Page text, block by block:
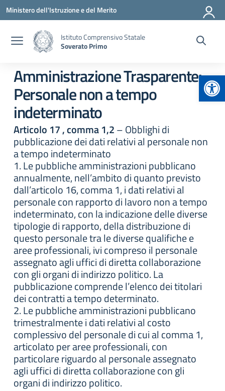
Vai ai contenuti
Vai al menu di navigazione
Vai al footer
Ministero dell'Istruzione e del Merito
Istituto Comprensivo Statale
Soverato Primo
Amministrazione Trasparente:
Personale non a tempo
indeterminato
Articolo 17 , comma 1,2– Obblighi di
pubblicazione dei dati relativi al personale non
a tempo indeterminato
1. Le pubbliche amministrazioni pubblicano
annualmente, nell’ambito di quanto previsto
dall’articolo 16, comma 1, i dati relativi al
personale con rapporto di lavoro non a tempo
indeterminato, con la indicazione delle diverse
tipologie di rapporto, della distribuzione di
questo personale tra le diverse qualifiche e
aree professionali, ivi compreso il personale
assegnato agli uffici di diretta collaborazione
con gli organi di indirizzo politico. La
pubblicazione comprende l’elenco dei titolari
dei contratti a tempo determinato.
2. Le pubbliche amministrazioni pubblicano
trimestralmente i dati relativi al costo
complessivo del personale di cui al comma 1,
articolato per aree professionali, con
particolare riguardo al personale assegnato
agli uffici di diretta collaborazione con gli
organi di indirizzo politico.